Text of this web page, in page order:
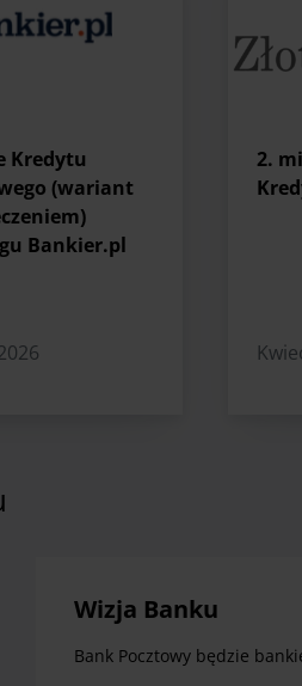
Kredytu
(wariant
Bankier.pl
2.
Wizja Banku
Bank Pocztowy będzie